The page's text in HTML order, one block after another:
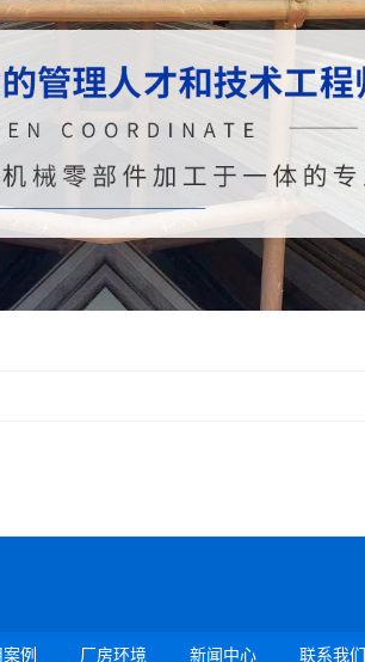
例 厂房环境 新闻中心 联系我们